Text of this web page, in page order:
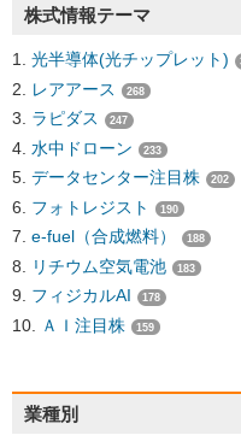
株式情報テーマ
光半導体(光チップレット)
レアアース 268
ラピダス 247
水中ドローン 233
データセンター注目株 202
フォトレジスト 190
e-fuel（合成燃料） 188
リチウム空気電池 183
フィジカルAI 178
ＡＩ注目株 159
業種別